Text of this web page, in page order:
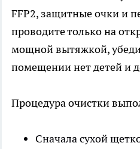
FFP2, защитные очки и
проводите только на
мощной вытяжкой,
помещении нет детей и
Процедура очистки
Сначала сухой